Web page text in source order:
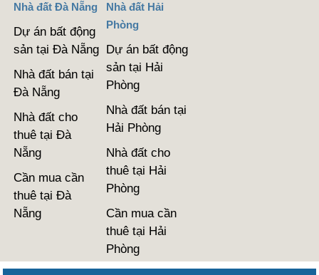
Nhà đất Đà Nẵng
Dự án bất động
sản tại Đà Nẵng
Nhà đất bán tại
Đà Nẵng
Nhà đất cho
thuê tại Đà
Nẵng
Cần mua cần
thuê tại Đà
Nẵng
Nhà đất Hải
Phòng
Dự án bất động
sản tại Hải
Phòng
Nhà đất bán tại
Hải Phòng
Nhà đất cho
thuê tại Hải
Phòng
Cần mua cần
thuê tại Hải
Phòng